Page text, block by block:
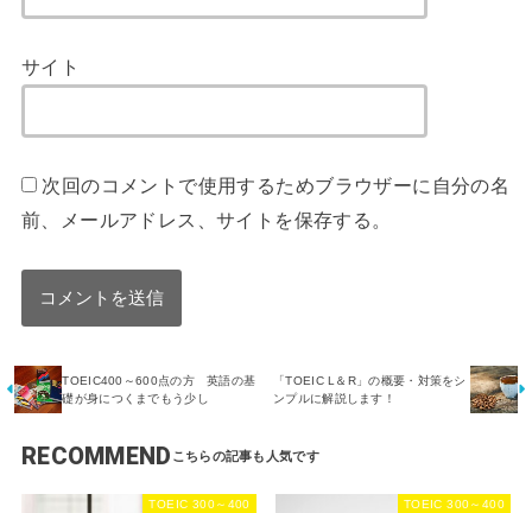
サイト
次回のコメントで使用するためブラウザーに自分の名
前、メールアドレス、サイトを保存する。
TOEIC400～600点の方 英語の基
礎が身につくまでもう少し
「TOEIC L＆R」の概要・対策をシ
ンプルに解説します！
RECOMMEND
TOEIC 300～400 TOEIC 300～400